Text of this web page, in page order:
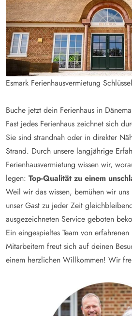
Esmark Ferienhausvermietung
Buche jetzt dein Ferienhaus in
Fast jedes Ferienhaus zeichnet sich
Sie sind strandnah oder in direkter
Strand. Durch unsere langjährige
Ferienhausvermietung wissen wir,
legen: Top-Qualität zu einem
Weil wir das wissen, bemühen wir
unser Gast zu jeder Zeit
ausgezeichneten Service geboten
Ein eingespieltes Team von
Mitarbeitern freut sich auf deinen
einem herzlichen Willkommen! Wir